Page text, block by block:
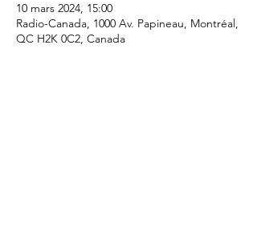
10 mars 2024, 15:00
Radio-Canada, 1000 Av. Papineau, Montréal,
QC H2K 0C2, Canada